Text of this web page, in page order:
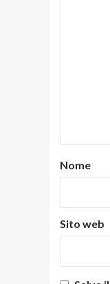
Nome
Sito web